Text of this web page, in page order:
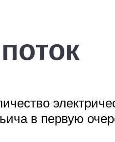
в первую